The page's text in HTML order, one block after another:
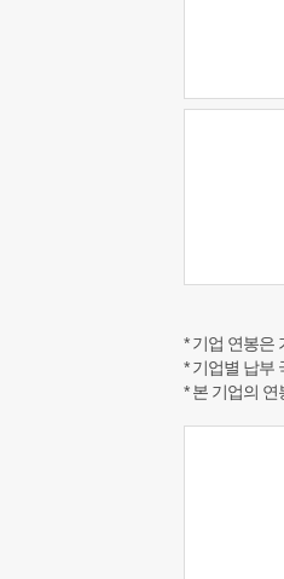
* 기업 연봉은
* 기업별 납부
* 본 기업의